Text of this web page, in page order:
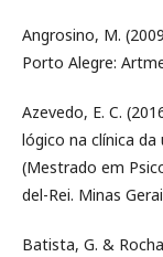
Angrosino, M.
Porto Alegre:
Azevedo, E. C.
lógico na clínica
(Mestrado em
del-Rei. Minas
Batista, G. &